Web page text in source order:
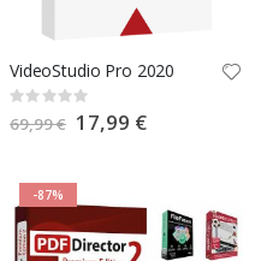
VideoStudio Pro 2020
Rating:
0%
69,99 € Special
Price
17,99 €
-87%